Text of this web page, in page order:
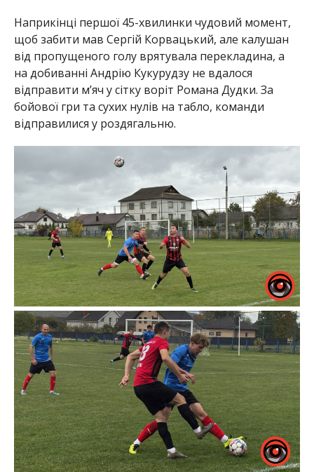
Наприкінці першої 45-хвилинки чудовий момент,
щоб забити мав Сергій Корвацький, але калушан
від пропущеного голу врятувала перекладина, а
на добиванні Андрію Кукурудзу не вдалося
відправити м’яч у сітку воріт Романа Дудки. За
бойової гри та сухих нулів на табло, команди
відправилися у роздягальню.